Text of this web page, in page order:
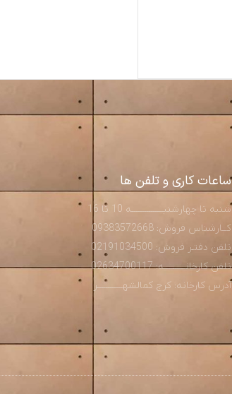
ساعات کاری و تلفن ها
شنبه تا چهارشنبـــــــــــــــه 10 تا 16
کــارشناس فروش: 09383572668
تلفن دفتـر فروش: 02191034500
تلفن کارخانــــــــــه: 02634700117
آدرس کارخانه: کرج کمالشهــــــــــــر